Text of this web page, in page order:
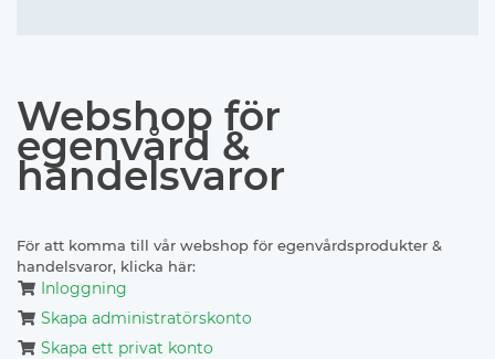
Webshop för
egenvård &
handelsvaror
För att komma till vår webshop för egenvårdsprodukter &
handelsvaror, klicka här:
Inloggning
Skapa administratörskonto
Skapa ett privat konto